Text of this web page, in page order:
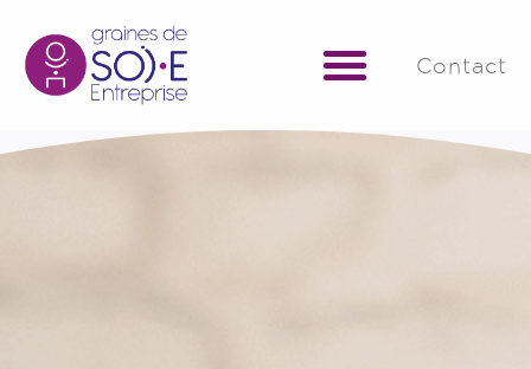
Contact